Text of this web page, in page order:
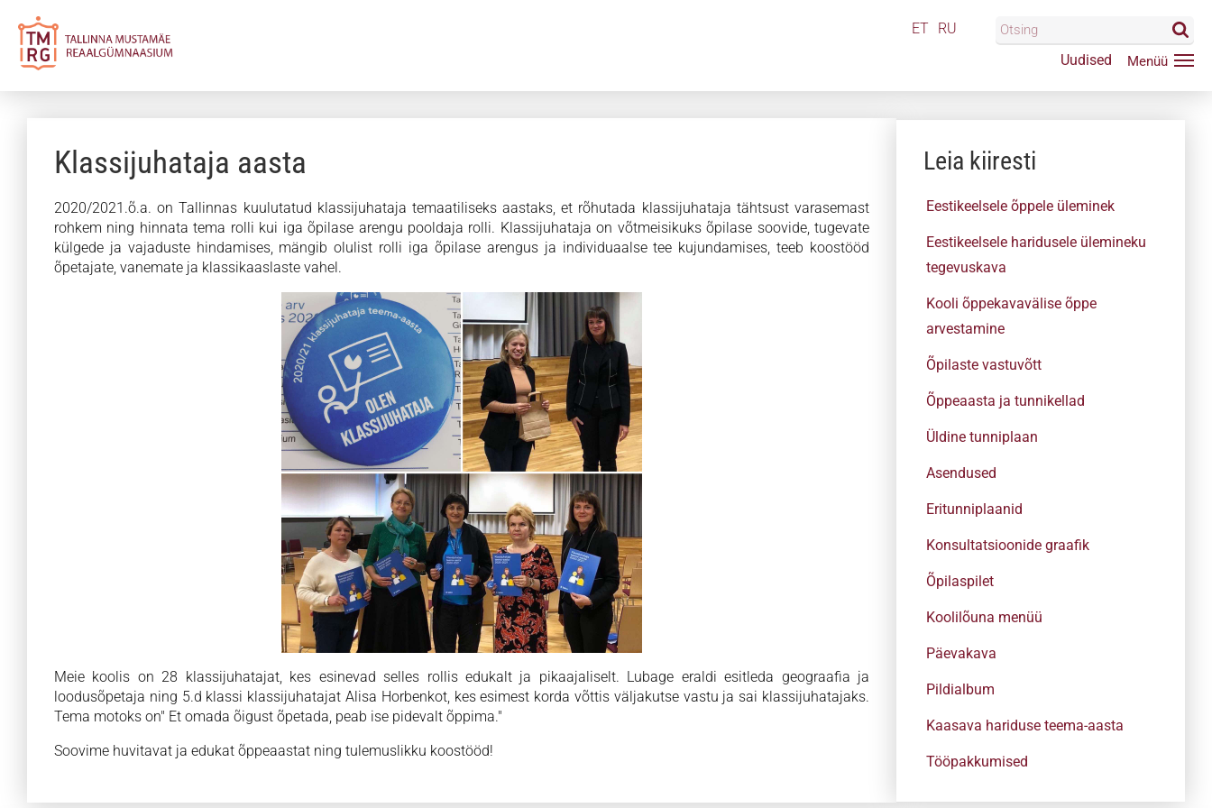
ET RU
Uudised
Klassijuhataja aasta
2020/2021.õ.a. on Tallinnas kuulutatud klassijuhataja temaatiliseks aastaks, et rõhutada klassijuhataja tähtsust varasemast
rohkem ning hinnata tema rolli kui iga õpilase arengu pooldaja rolli. Klassijuhataja on võtmeisikuks õpilase soovide, tugevate
külgede ja vajaduste hindamises, mängib olulist rolli iga õpilase arengus ja individuaalse tee kujundamises, teeb koostööd
õpetajate, vanemate ja klassikaaslaste vahel.
Meie koolis on 28 klassijuhatajat, kes esinevad selles rollis edukalt ja pikaajaliselt. Lubage eraldi esitleda geograafia ja
loodusõpetaja ning 5.d klassi klassijuhatajat Alisa Horbenkot, kes esimest korda võttis väljakutse vastu ja sai klassijuhatajaks.
Tema motoks on" Et omada õigust õpetada, peab ise pidevalt õppima."
Soovime huvitavat ja edukat õppeaastat ning tulemuslikku koostööd!
Leia kiiresti
Eestikeelsele õppele üleminek
Eestikeelsele haridusele ülemineku
tegevuskava
Kooli õppekavavälise õppe
arvestamine
Õpilaste vastuvõtt
Õppeaasta ja tunnikellad
Üldine tunniplaan
Asendused
Eritunniplaanid
Konsultatsioonide graafik
Õpilaspilet
Koolilõuna menüü
Päevakava
Pildialbum
Kaasava hariduse teema-aasta
Tööpakkumised